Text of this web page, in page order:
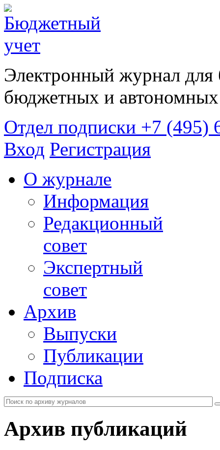
Электронный журнал для
бюджетных и
Отдел подписки +7 (495)
Вход Регистрация
О журнале
Информация
Редакционный
совет
Экспертный
совет
Архив
Выпуски
Публикации
Подписка
Архив публикаций